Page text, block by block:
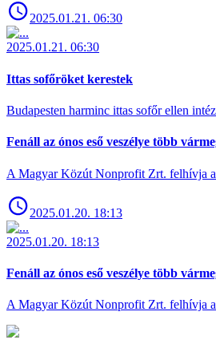
2025.01.21. 06:30
2025.01.21. 06:30
Ittas sofőröket kerestek
Budapesten harminc ittas sofőr ellen
Fenáll az ónos eső veszélye több
A Magyar Közút Nonprofit Zrt. felhívja a
2025.01.20. 18:13
2025.01.20. 18:13
Fenáll az ónos eső veszélye több
A Magyar Közút Nonprofit Zrt. felhívja a